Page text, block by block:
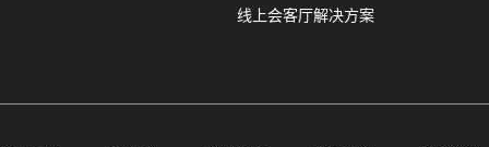
线上会客厅解决方案